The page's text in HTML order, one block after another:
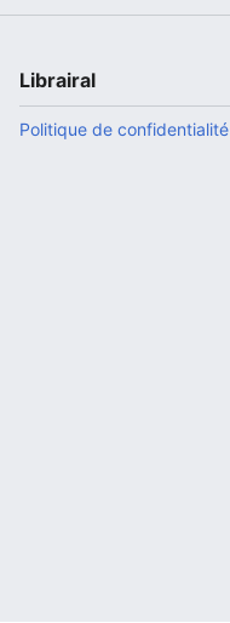
Librairal
Politique de confidentialité